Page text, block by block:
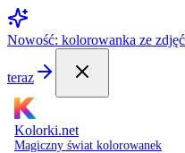
Nowość: kolorowanka ze
teraz
Kolorki.net
Magiczny świat kolorowanek